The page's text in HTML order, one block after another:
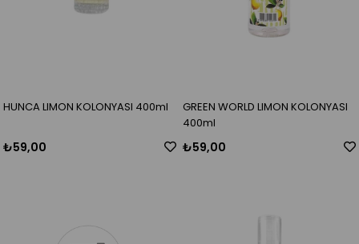
HUNCA LIMON KOLONYASI 400ml
₺59,00
GREEN WORLD LIMON KOLONYASI
400ml
₺59,00